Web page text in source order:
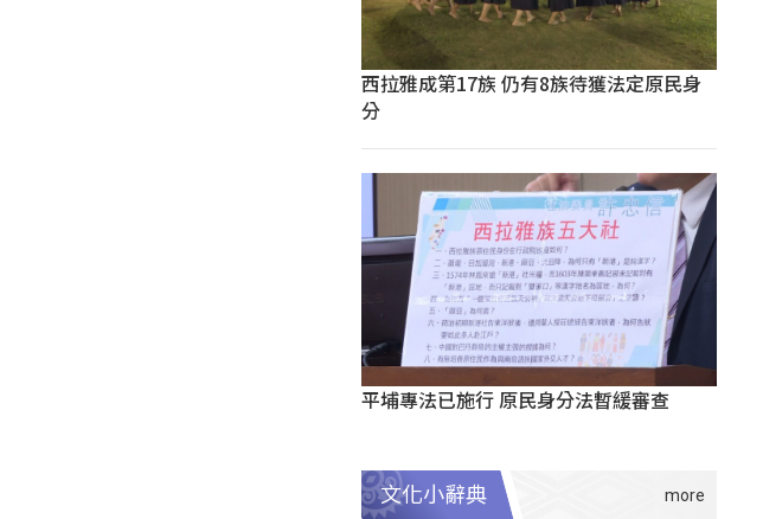
西拉雅成第17族 仍有8族待獲法定原民身
分
平埔專法已施行 原民身分法暫緩審查
文化小辭典